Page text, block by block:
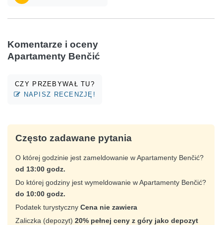
Komentarze i oceny
Apartamenty Benčić
CZY PRZEBYWAŁ TU?
NAPISZ RECENZJĘ!
Często zadawane pytania
O której godzinie jest zameldowanie w Apartamenty Benčić?
od 13:00 godz.
Do której godziny jest wymeldowanie w Apartamenty Benčić?
do 10:00 godz.
Podatek turystyczny Cena nie zawiera
Zaliczka (depozyt) 20% pełnej ceny z góry jako depozyt